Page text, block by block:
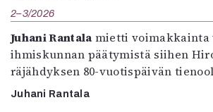
2–3/2026
Juhani Rantala mietti voimakkainta
ihmiskunnan päätymistä siihen
räjähdyksen 80-vuotispäivän
Juhani Rantala